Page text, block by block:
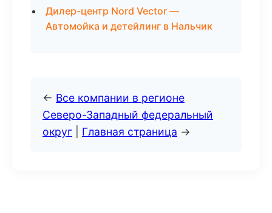
Дилер-центр Nord Vector —
Автомойка и детейлинг в Нальчик
← Все компании в регионе
Северо-Западный федеральный
округ
Главная страница →